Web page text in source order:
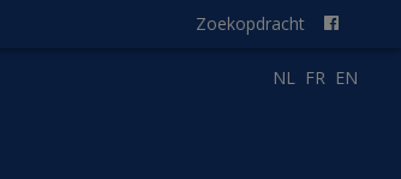
Zoekopdracht
NL FR EN